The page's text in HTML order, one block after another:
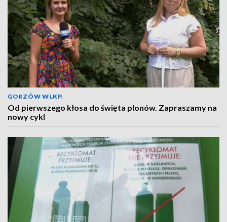
GORZÓW WLKP.
Od pierwszego kłosa do święta plonów. Zapraszamy na
nowy cykl